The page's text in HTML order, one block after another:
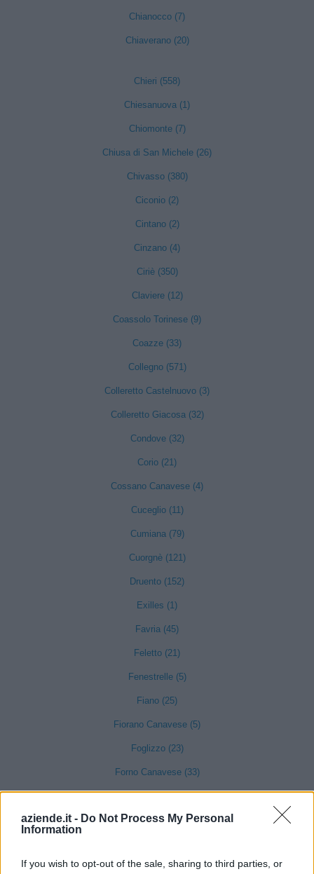
aziende.it - Do Not Process My Personal
Information
If you wish to opt-out of the sale, sharing to third parties, or
Chianocco (7)
Chiaverano (20)
Chieri (558)
Chiesanuova (1)
Chiomonte (7)
Chiusa di San Michele (26)
Chivasso (380)
Ciconio (2)
Cintano (2)
Cinzano (4)
Ciriè (350)
Claviere (12)
Coassolo Torinese (9)
Coazze (33)
Collegno (571)
Colleretto Castelnuovo (3)
Colleretto Giacosa (32)
Condove (32)
Corio (21)
Cossano Canavese (4)
Cuceglio (11)
Cumiana (79)
Cuorgnè (121)
Druento (152)
Exilles (1)
Favria (45)
Feletto (21)
Fenestrelle (5)
Fiano (25)
Fiorano Canavese (5)
Foglizzo (23)
Forno Canavese (33)
Frassinetto (8)
Front (16)
Garzigliana (4)